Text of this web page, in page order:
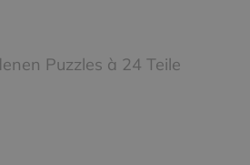
Puzzles à 24 Teile